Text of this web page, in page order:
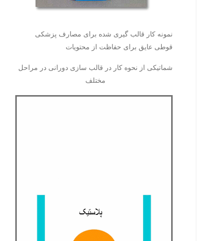
نمونه کار قالب گیری شده برای مصارف پزشکی
قوطی عایق برای حفاظت از محتویات
شماتیکی از نحوه کار در قالب سازی دورانی در مراحل
مختلف